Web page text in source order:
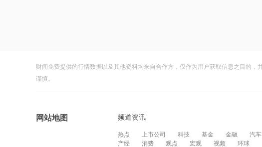
财闻免费提供的行情数据以及其他资料均来自合作方，仅作为用户获取信息之目的
谨慎。
网站地图 频道资讯
热点 上市公司 科技 基金 金融
汽车
产经
消费 观点 宏观 视频 环球